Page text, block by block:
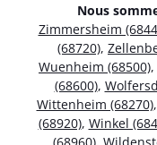
Nous
Zimmersheim
(68720),
Wuenheim (68500),
(68600),
Wittenheim (68270),
(68920), Winkel
(68960),